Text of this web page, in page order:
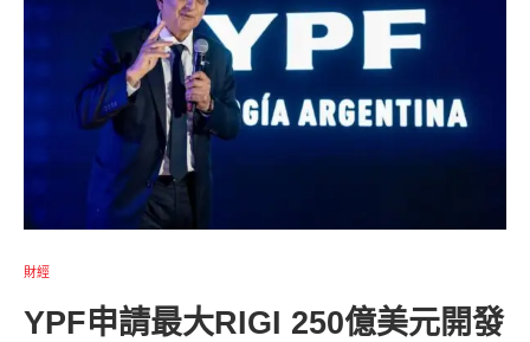
財經
YPF申請最大RIGI 250億美元開發